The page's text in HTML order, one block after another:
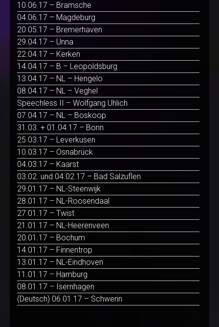
10.06.17 – Bramsche
04.06.17 – Magdeburg
20.05.17 – Bremerhaven
29.04.17 – Unna
22.04.17 – Kerken
14.04.17 – B – Leopoldsburg
13.04.17 – NL – Hengelo
08.04.17 – NL – Veghel
Speechless II – Wolfgang Uhlich
07.04.17 – NL – Boskoop
31.03. + 01.04.17 – Bonn
25.03.17 – Leverkusen
10.03.17 – Osnabrück
04.03.17 – Kaarst
03.02. und 04.02.17 – Bad Salzuflen
29.01.17 – NL-Steenwijk
28.01.17 – NL-Roosendaal
27.01.17 – Twist
21.01.17 – NL-Heerenveen
20.01.17 – Bochum
14.01.17 – Finnentrop
13.01.17 – NL-Eindhoven
11.01.17 – Hamburg
08.01.17 – Isernhagen
(Deutsch) 06.01.17 – Schwerin